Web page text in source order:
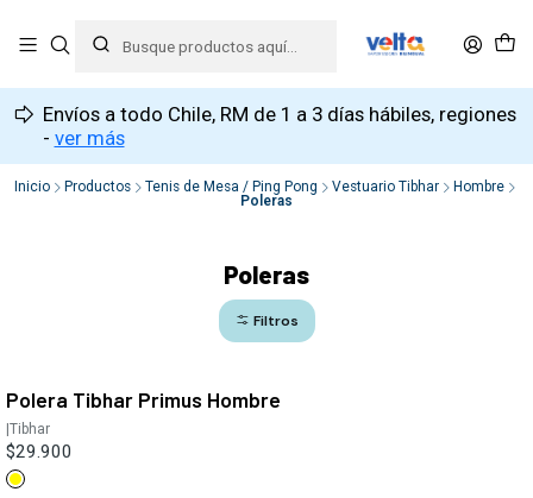
Envíos a todo Chile, RM de 1 a 3 días hábiles, regiones
- ver más
Inicio Productos Tenis de Mesa / Ping Pong Vestuario Tibhar
Hombre
Poleras
Poleras
Filtros
Polera Tibhar Primus Hombre
|Tibhar
$29.900